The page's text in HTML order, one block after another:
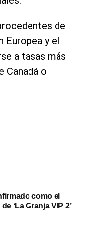
de
Europea y el
a ​tasas más
Canadá o
como el
‘La Granja VIP 2’